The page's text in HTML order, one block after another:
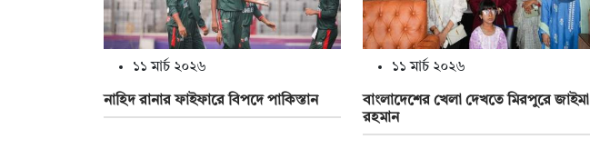
১১ মার্চ ২০২৬
নাহিদ রানার ফাইফারে বিপদে পাকিস্তান
১১ মার্চ ২০২৬
বাংলাদেশের খেলা দেখতে মিরপুরে জাইমা
রহমান